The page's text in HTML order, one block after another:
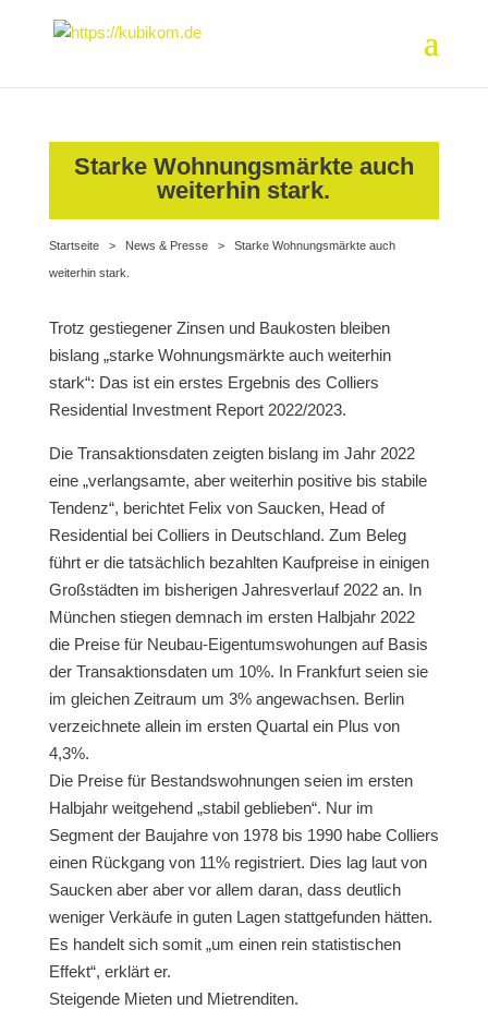
Starke Wohnungsmärkte auch
weiterhin stark.
Startseite> News & Presse> Starke Wohnungsmärkte auch
weiterhin stark.
Trotz gestiegener Zinsen und Baukosten bleiben
bislang „starke Wohnungsmärkte auch weiterhin
stark“: Das ist ein erstes Ergebnis des Colliers
Residential Investment Report 2022/2023.
Die Transaktionsdaten zeigten bislang im Jahr 2022
eine „verlangsamte, aber weiterhin positive bis stabile
Tendenz“, berichtet Felix von Saucken, Head of
Residential bei Colliers in Deutschland. Zum Beleg
führt er die tatsächlich bezahlten Kaufpreise in einigen
Großstädten im bisherigen Jahresverlauf 2022 an. In
München stiegen demnach im ersten Halbjahr 2022
die Preise für Neubau-Eigentumswohungen auf Basis
der Transaktionsdaten um 10%. In Frankfurt seien sie
im gleichen Zeitraum um 3% angewachsen. Berlin
verzeichnete allein im ersten Quartal ein Plus von
4,3%.
Die Preise für Bestandswohnungen seien im ersten
Halbjahr weitgehend „stabil geblieben“. Nur im
Segment der Baujahre von 1978 bis 1990 habe Colliers
einen Rückgang von 11% registriert. Dies lag laut von
Saucken aber aber vor allem daran, dass deutlich
weniger Verkäufe in guten Lagen stattgefunden hätten.
Es handelt sich somit „um einen rein statistischen
Effekt“, erklärt er.
Steigende Mieten und Mietrenditen.